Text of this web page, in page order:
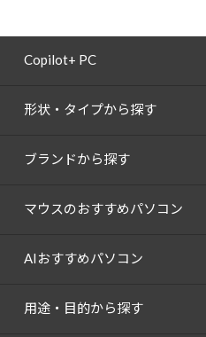
Copilot+ PC
形状・タイプから探す
ブランドから探す
マウスのおすすめパソコン
AIおすすめパソコン
用途・目的から探す